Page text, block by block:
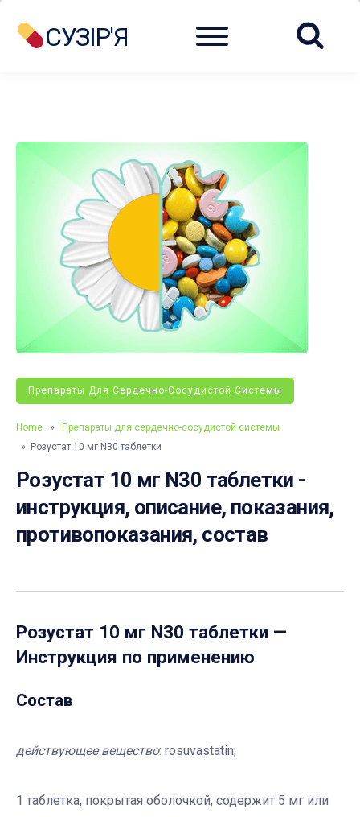
СУЗІР'Я Menu
Препараты Для Сердечно-Сосудистой Системы
Home »
Препараты для сердечно-сосудистой системы
» Розустат 10 мг N30 таблетки
Розустат 10 мг N30 таблетки -
инструкция, описание, показания,
противопоказания, состав
Розустат 10 мг N30 таблетки —
Инструкция по применению
Состав
действующее вещество: rosuvastatin;
1 таблетка, покрытая оболочкой, содержит 5 мг или